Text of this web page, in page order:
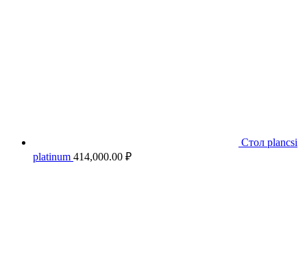
Стол plancsi
platinum 414,000.00 ₽